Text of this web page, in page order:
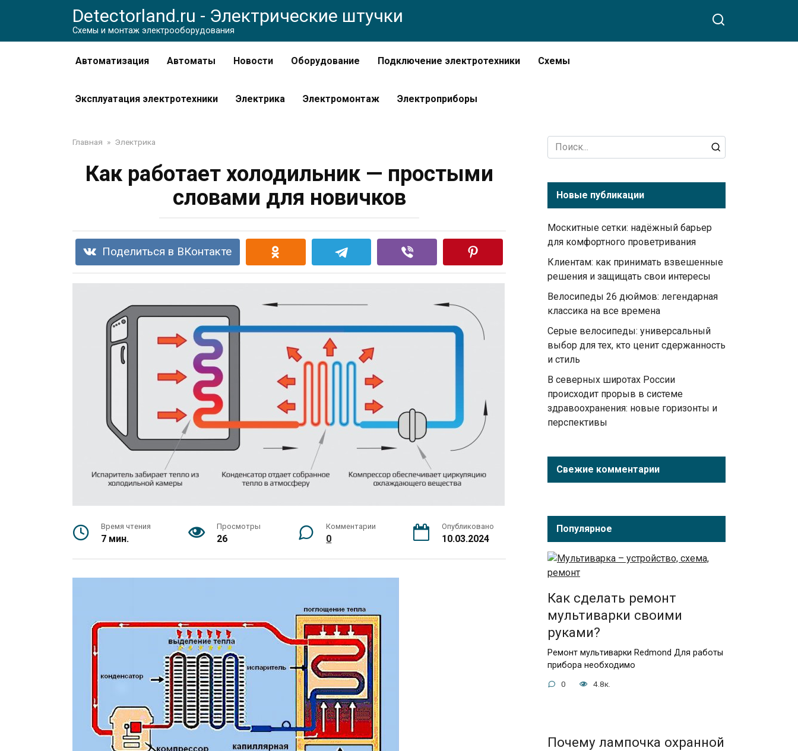
Detectorland.ru - Электрические штучки
Схемы и монтаж электрооборудования
Автоматизация Автоматы Новости Оборудование Подключение электротехники Схемы
Эксплуатация электротехники Электрика Электромонтаж Электроприборы
Главная » Электрика
Как работает холодильник — простыми
словами для новичков
Поделиться в ВКонтакте
Время чтения
7 мин.
Просмотры
26
Комментарии
0
Опубликовано
10.03.2024
Search
for:
Новые публикации
Москитные сетки: надёжный барьер
для комфортного проветривания
Клиентам: как принимать взвешенные
решения и защищать свои интересы
Велосипеды 26 дюймов: легендарная
классика на все времена
Серые велосипеды: универсальный
выбор для тех, кто ценит сдержанность
и стиль
В северных широтах России
происходит прорыв в системе
здравоохранения: новые горизонты и
перспективы
Свежие комментарии
Популярное
Как сделать ремонт
мультиварки своими
руками?
Ремонт мультиварки Redmond Для работы
прибора необходимо
0 4.8к.
Почему лампочка охранной